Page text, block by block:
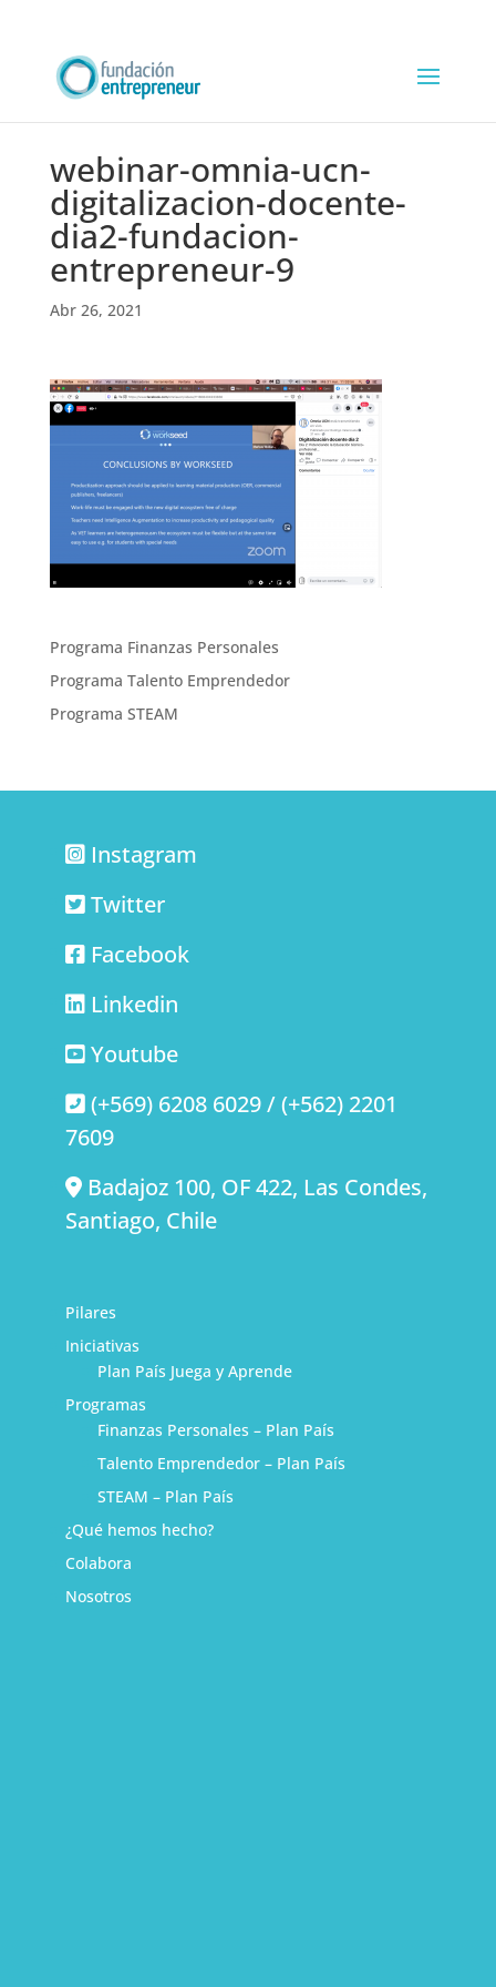
webinar-omnia-ucn-
digitalizacion-docente-
dia2-fundacion-
entrepreneur-9
Abr 26, 2021
Programa Finanzas Personales
Programa Talento Emprendedor
Programa STEAM
Instagram
Twitter
Facebook
Linkedin
Youtube
(+569) 6208 6029 / (+562) 2201
7609
Badajoz 100, OF 422, Las Condes,
Santiago, Chile
Pilares
Iniciativas
Plan País Juega y Aprende
Programas
Finanzas Personales – Plan País
Talento Emprendedor – Plan País
STEAM – Plan País
¿Qué hemos hecho?
Colabora
Nosotros